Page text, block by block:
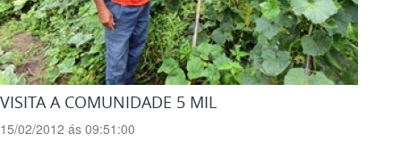
VISITA A COMUNIDADE 5 MIL
15/02/2012 ás 09:51:00